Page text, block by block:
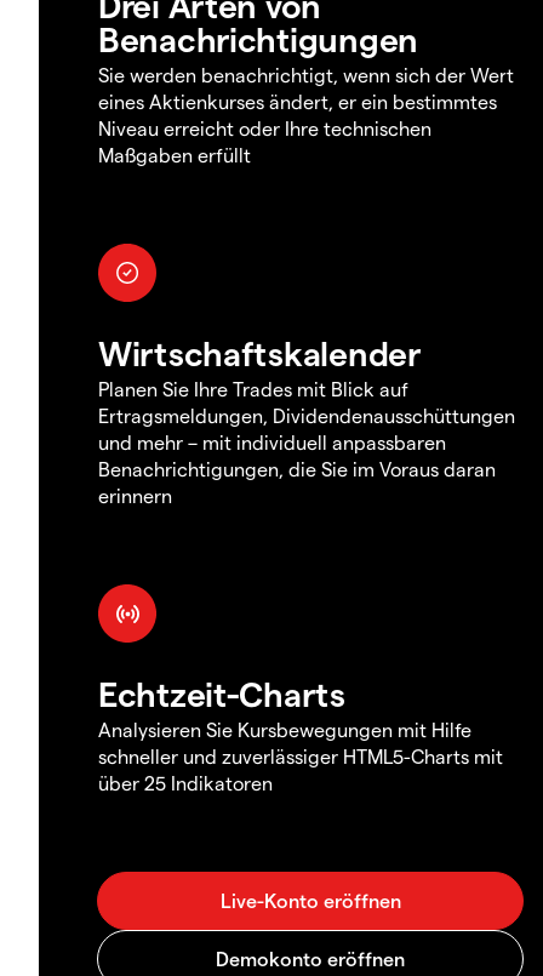
Benachrichtigungen
Sie werden benachrichtigt, wenn sich der Wert
eines Aktienkurses ändert, er ein bestimmtes
Niveau erreicht oder Ihre technischen
Maßgaben erfüllt
Wirtschaftskalender
Planen Sie Ihre Trades mit Blick auf
Ertragsmeldungen, Dividendenausschüttungen
und mehr – mit individuell anpassbaren
Benachrichtigungen, die Sie im Voraus daran
erinnern
Echtzeit-Charts
Analysieren Sie Kursbewegungen mit Hilfe
schneller und zuverlässiger HTML5-Charts mit
über 25 Indikatoren